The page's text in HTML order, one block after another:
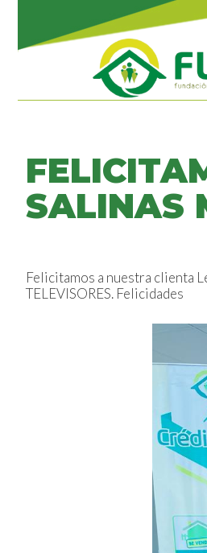
SALINAS
Felicitamos a nuestra clienta
TELEVISORES. Felicidades